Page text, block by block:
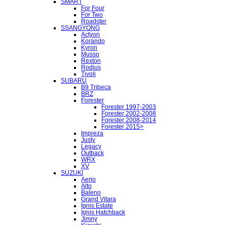
For Four
For Two
Roadster
SSANGYONG
Actyon
Korando
Kyron
Musso
Rexton
Rodius
Tivoli
SUBARU
B9 Tribeca
BRZ
Forester
Forester 1997-2003
Forester 2002-2008
Forester 2008-2014
Forester 2015>
Impreza
Justy
Legacy
Outback
WRX
XV
SUZUKI
Aerio
Alto
Baleno
Grand Vitara
Ignis Estate
Ignis Hatchback
Jimny